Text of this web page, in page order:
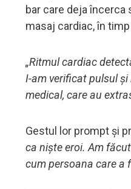
bar care deja încerca
masaj cardiac, în
„Ritmul cardiac
I-am verificat pulsul
medical, care au
Gestul lor prompt și
ca niște eroi. Am
cum persoana care a